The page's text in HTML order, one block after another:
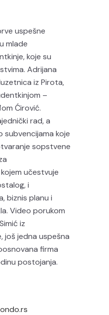
uspešne
mlade
koje su
Adrijana
iz Pirota,
–
Ćirović.
rad, a
subvencijama koje
sopstvene
učestvuje
i
biznis planu i
Video porukom
iz
još jedna uspešna
firma
postojanja.